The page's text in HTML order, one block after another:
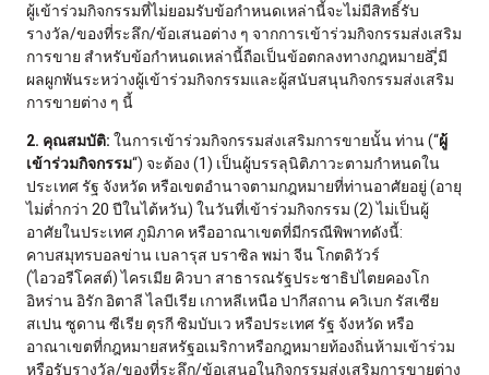
ผู้เข้าร่วมกิจกรรมที่ไม่ยอมรับข้อกำหนดเหล่านี้จะไม่มีสิทธิ์รับ
รางวัล/ของที่ระลึก/ข้อเสนอต่าง ๆ จากการเข้าร่วมกิจกรรมส่งเสริม
การขาย สำหรับข้อกำหนดเหล่านี้ถือเป็นข้อตกลงทางกฎหมายà¸ี่มี
ผลผูกพันระหว่างผู้เข้าร่วมกิจกรรมและผู้สนับสนุนกิจกรรมส่งเสริม
การขายต่าง ๆ นี้
2. คุณสมบัติ: ในการเข้าร่วมกิจกรรมส่งเสริมการขายนั้น ท่าน (“ผู้
เข้าร่วมกิจกรรม“) จะต้อง (1) เป็นผู้บรรลุนิติภาวะตามกำหนดใน
ประเทศ รัฐ จังหวัด หรือเขตอำนาจตามกฎหมายที่ท่านอาศัยอยู่ (อายุ
ไม่ต่ำกว่า 20 ปีในไต้หวัน) ในวันที่เข้าร่วมกิจกรรม (2) ไม่เป็นผู้
อาศัยในประเทศ ภูมิภาค หรืออาณาเขตที่มีกรณีพิพาทดังนี้:
คาบสมุทรบอลข่าน เบลารุส บราซิล พม่า จีน โกตดิวัวร์
(ไอวอรีโคสต์) ไครเมีย คิวบา สาธารณรัฐประชาธิปไตยคองโก
อิหร่าน อิรัก อิตาลี ไลบีเรีย เกาหลีเหนือ ปากีสถาน ควิเบก รัสเซีย
สเปน ซูดาน ซีเรีย ตุรกี ซิมบับเว หรือประเทศ รัฐ จังหวัด หรือ
อาณาเขตที่กฎหมายสหรัฐอเมริกาหรือกฎหมายท้องถิ่นห้ามเข้าร่วม
หรือรับรางวัล/ของที่ระลึก/ข้อเสนอในกิจกรรมส่งเสริมการขายต่าง